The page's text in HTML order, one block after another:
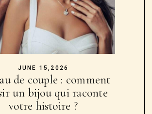
JUNE 15,2026
de couple : comment
un bijou qui raconte
votre histoire ?